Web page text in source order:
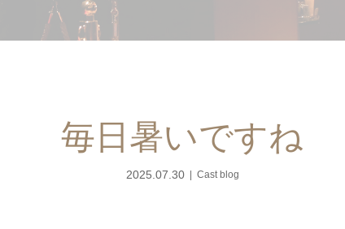
毎日暑いですね
2025.07.30 Cast blog